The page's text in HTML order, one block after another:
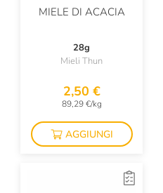
MIELE DI ACACIA
28g
Mieli Thun
2,50 €
89,29 €/kg
AGGIUNGI